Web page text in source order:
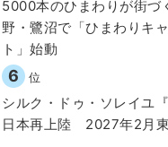
5000本のひまわりが街づ
野・鷺沼で「ひまわりキ
ト」始動
6 位
シルク・ドゥ・ソレイユ
日本再上陸 2027年2月